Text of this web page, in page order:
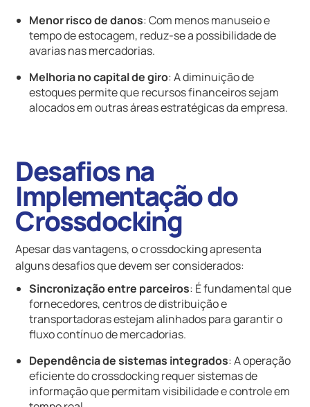
Menor risco de danos: Com menos manuseio e
tempo de estocagem, reduz-se a possibilidade de
avarias nas mercadorias.
Melhoria no capital de giro: A diminuição de
estoques permite que recursos financeiros sejam
alocados em outras áreas estratégicas da empresa.
Desafios na
Implementação do
Crossdocking
Apesar das vantagens, o crossdocking apresenta
alguns desafios que devem ser considerados:
Sincronização entre parceiros: É fundamental que
fornecedores, centros de distribuição e
transportadoras estejam alinhados para garantir o
fluxo contínuo de mercadorias.
Dependência de sistemas integrados: A operação
eficiente do crossdocking requer sistemas de
informação que permitam visibilidade e controle em